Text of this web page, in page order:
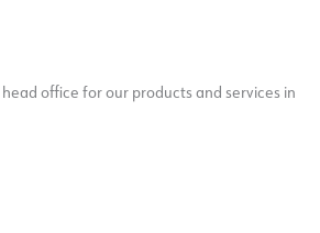
office for our products and services in